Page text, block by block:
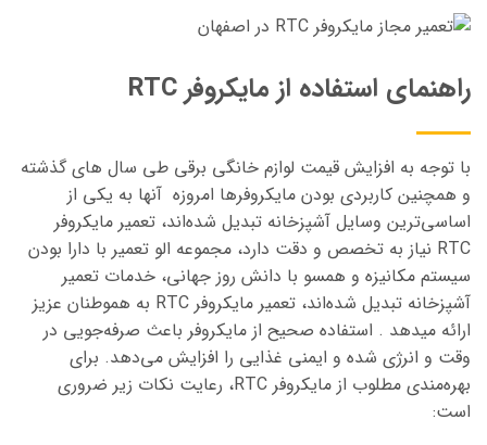
راهنمای استفاده از مایکروفر RTC
با توجه به افزایش قیمت لوازم خانگی برقی طی سال های گذشته
و همچنین کاربردی بودن مایکروفرها امروزه آنها به یکی از
اساسی‌ترین وسایل آشپزخانه تبدیل شده‌اند، تعمیر مایکروفر
RTC نیاز به تخصص و دقت دارد، مجموعه الو تعمیر با دارا بودن
سیستم مکانیزه و همسو با دانش روز جهانی، خدمات تعمیر
آشپزخانه تبدیل شده‌اند، تعمیر مایکروفر RTC به هموطنان عزیز
ارائه میدهد . استفاده صحیح از مایکروفر باعث صرفه‌جویی در
وقت و انرژی شده و ایمنی غذایی را افزایش می‌دهد. برای
بهره‌مندی مطلوب از مایکروفر RTC، رعایت نکات زیر ضروری
است: